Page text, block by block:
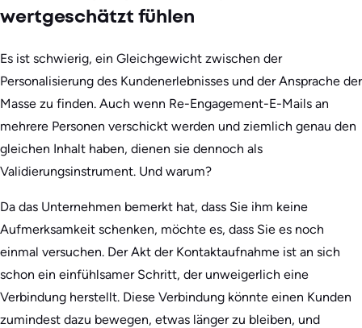
wertgeschätzt fühlen
Es ist schwierig, ein Gleichgewicht zwischen der
Personalisierung des Kundenerlebnisses und der Ansprache der
Masse zu finden. Auch wenn Re-Engagement-E-Mails an
mehrere Personen verschickt werden und ziemlich genau den
gleichen Inhalt haben, dienen sie dennoch als
Validierungsinstrument. Und warum?
Da das Unternehmen bemerkt hat, dass Sie ihm keine
Aufmerksamkeit schenken, möchte es, dass Sie es noch
einmal versuchen. Der Akt der Kontaktaufnahme ist an sich
schon ein einfühlsamer Schritt, der unweigerlich eine
Verbindung herstellt. Diese Verbindung könnte einen Kunden
zumindest dazu bewegen, etwas länger zu bleiben, und